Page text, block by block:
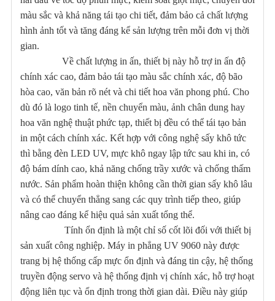
màu sắc và khả năng tái tạo chi tiết, đảm bảo cả chất lượng
hình ảnh tốt và tăng đáng kể sản lượng trên mỗi đơn vị thời
gian.
Về chất lượng in ấn, thiết bị này hỗ trợ in ấn độ
chính xác cao, đảm bảo tái tạo màu sắc chính xác, độ bão
hòa cao, văn bản rõ nét và chi tiết hoa văn phong phú. Cho
dù đó là logo tinh tế, nền chuyển màu, ảnh chân dung hay
hoa văn nghệ thuật phức tạp, thiết bị đều có thể tái tạo bản
in một cách chính xác. Kết hợp với công nghệ sấy khô tức
thì bằng đèn LED UV, mực khô ngay lập tức sau khi in, có
độ bám dính cao, khả năng chống trầy xước và chống thấm
nước. Sản phẩm hoàn thiện không cần thời gian sấy khô lâu
và có thể chuyển thẳng sang các quy trình tiếp theo, giúp
nâng cao đáng kể hiệu quả sản xuất tổng thể.
Tính ổn định là một chỉ số cốt lõi đối với thiết bị
sản xuất công nghiệp. Máy in phẳng UV 9060 này được
trang bị hệ thống cấp mực ổn định và đáng tin cậy, hệ thống
truyền động servo và hệ thống định vị chính xác, hỗ trợ hoạt
động liên tục và ổn định trong thời gian dài. Điều này giúp